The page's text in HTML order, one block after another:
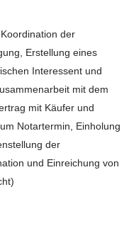
der
Erstellung eines
Interessent und
mit dem
mit Käufer und
Notartermin, Einholung
der
und Einreichung von